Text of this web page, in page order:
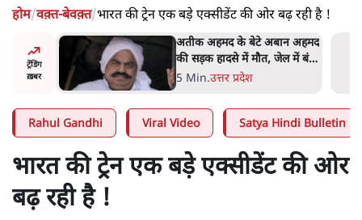
होम/वक़्त-बेवक़्त/भारत की ट्रेन एक बडे़ एक्सीडेंट की ओर बढ़ रही है !
ट्रेंडिंग
ख़बर
अहमद
में बंद
UPI पर प्रस्तावित शुल्क के पीछे
ट्रंप का दबाव? वीजा-मास्टरकार्ड
को फायदा पहुँचाने की चर्चा
6 Min.विश्लेषण
Rahul Gandhi Viral Video Satya Hindi Bulletin
भारत की ट्रेन एक बडे़ एक्सीडेंट की ओर
बढ़ रही है !